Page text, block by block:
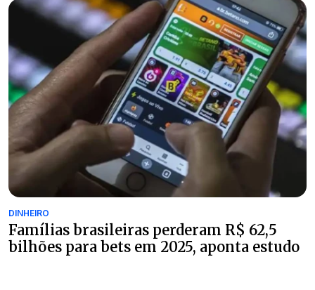
DINHEIRO
Famílias brasileiras perderam R$ 62,5
bilhões para bets em 2025, aponta estudo